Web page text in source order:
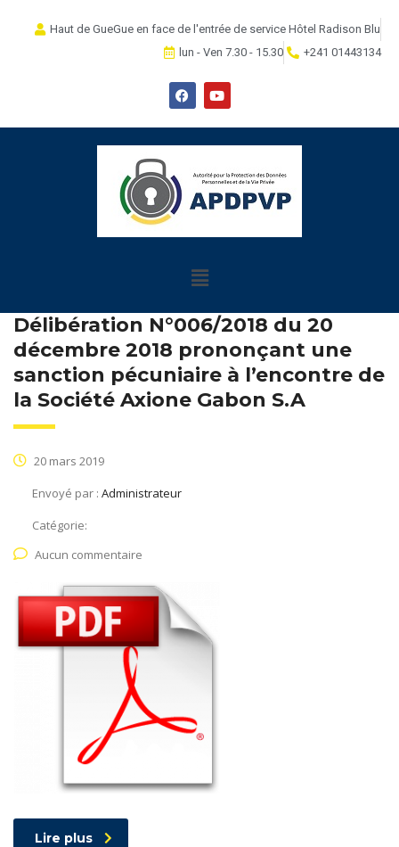
Haut de GueGue en face de l'entrée de service Hôtel Radison Blu
lun - Ven 7.30 - 15.30
+241 01443134
Délibération N°006/2018 du 20
décembre 2018 prononçant une
sanction pécuniaire à l’encontre de
la Société Axione Gabon S.A
20 mars 2019
Envoyé par : Administrateur
Catégorie:
Aucun commentaire
Lire plus